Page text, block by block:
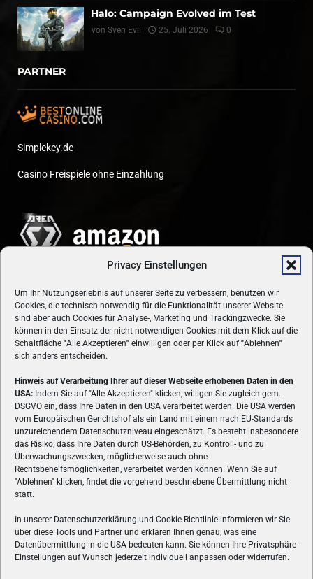
Privacy Einstellungen
Um Ihr Nutzungserlebnis auf unserer Seite zu verbessern, benutzen wir
Cookies, die technisch notwendig für die Funktionalität unserer Website
sind aber auch Cookies für Analyse-, Marketing und Trackingzwecke. Sie
können in den Einsatz der nicht notwendigen Cookies mit dem Klick auf die
Schaltfläche "Alle Akzeptieren" einwilligen oder per Klick auf"Ablehnen"
sich anders entscheiden.
Hinweis auf Verarbeitung Ihrer auf dieser Webseite erhobenen Daten in den
USA: Indem Sie auf "Alle Akzeptieren" klicken, willigen Sie zugleich gem.
DSGVO ein, dass Ihre Daten in den USA verarbeitet werden. Die USA werden
vom Europäischen Gerichtshof als ein Land mit einem nach EU-Standards
unzureichendem Datenschutzniveau eingeschätzt. Es besteht insbesondere
das Risiko, dass Ihre Daten durch US-Behörden, zu Kontroll- und zu
Überwachungszwecken, möglicherweise auch ohne
Rechtsbehelfsmöglichkeiten, verarbeitet werden können. Wenn Sie auf
"Ablehnen" klicken, findet die vorgehend beschriebene Übermittlung nicht
statt.
In unserer Datenschutzerklärung und Cookie-Richtlinie informieren wir Sie
über diese Tools und Partner und erklären Ihnen genau, was eine
Datenübermittlung in die USA bedeuten kann. Sie können Ihre Privatsphäre-
Einstellungen auf Wunsch jederzeit individuell anpassen oder widerrufen.
Halo: Campaign Evolved im Test
von Sven Evil 25. Juli 2026 0
PARTNER
Simplekey.de
Casino Freispiele ohne Einzahlung
ÜBER UNS
VON GAMERN, FÜR GAMER! Gamers.at ist das älteste Online-
Spielemagazin Österreichs und bringt täglich aktuelle News,
Reviews und Videos zu PC- und Konsolenspielen, Gaming-
Hardware und aus der Welt des e-Sport's.
FOLGE UNS